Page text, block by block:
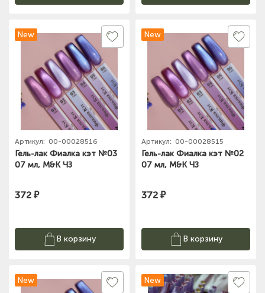
New
Артикул: 00-00028516
Гель-лак Фиалка кэт №03
07 мл, M&K ЧЗ
372 ₽
В корзину
New
Артикул: 00-00028515
Гель-лак Фиалка кэт №02
07 мл, M&K ЧЗ
372 ₽
В корзину
New New